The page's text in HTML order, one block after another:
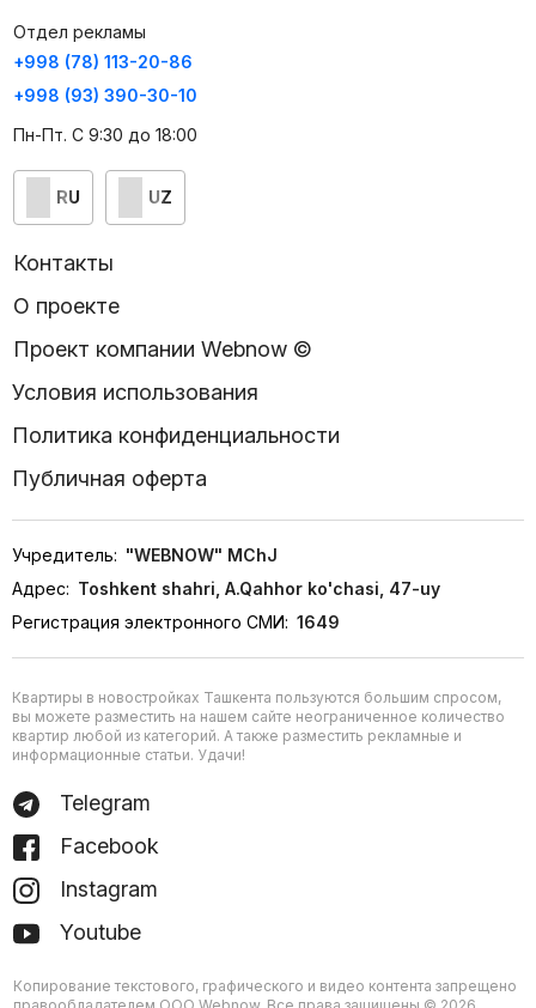
Отдел рекламы
+998 (78) 113-20-86
+998 (93) 390-30-10
Пн-Пт. С 9:30 до 18:00
RU UZ
Контакты
О проекте
Проект компании Webnow ©
Условия использования
Политика конфиденциальности
Публичная оферта
Учредитель: "WEBNOW" MChJ
Адрес: Toshkent shahri, A.Qahhor ko'chasi, 47-uy
Регистрация электронного СМИ: 1649
Квартиры в новостройках Ташкента пользуются большим спросом,
вы можете разместить на нашем сайте неограниченное количество
квартир любой из категорий. А также разместить рекламные и
информационные статьи. Удачи!
Telegram
Facebook
Instagram
Youtube
Копирование текстового, графического и видео контента запрещено